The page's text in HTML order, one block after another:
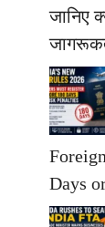
जानिए
Days